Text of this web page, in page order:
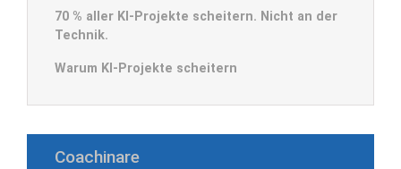
70 % aller KI-Projekte scheitern. Nicht an der
Technik.
Warum KI-Projekte scheitern
Coachinare